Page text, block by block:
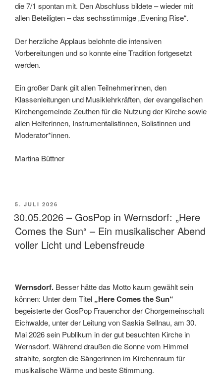
die 7/1 spontan mit. Den Abschluss bildete – wieder mit
allen Beteiligten – das sechsstimmige „Evening Rise“.
Der herzliche Applaus belohnte die intensiven
Vorbereitungen und so konnte eine Tradition fortgesetzt
werden.
Ein großer Dank gilt allen Teilnehmerinnen, den
Klassenleitungen und Musiklehrkräften, der evangelischen
Kirchengemeinde Zeuthen für die Nutzung der Kirche sowie
allen Helferinnen, Instrumentalistinnen, Solistinnen und
Moderator*innen.
Martina Büttner
VERÖFFENTLICHT
AM
5. JULI 2026
30.05.2026 – GosPop in Wernsdorf: „Here
Comes the Sun“ – Ein musikalischer Abend
voller Licht und Lebensfreude
Wernsdorf. Besser hätte das Motto kaum gewählt sein
können: Unter dem Titel „Here Comes the Sun“
begeisterte der GosPop Frauenchor der Chorgemeinschaft
Eichwalde, unter der Leitung von Saskia Sellnau, am 30.
Mai 2026 sein Publikum in der gut besuchten Kirche in
Wernsdorf. Während draußen die Sonne vom Himmel
strahlte, sorgten die Sängerinnen im Kirchenraum für
musikalische Wärme und beste Stimmung.